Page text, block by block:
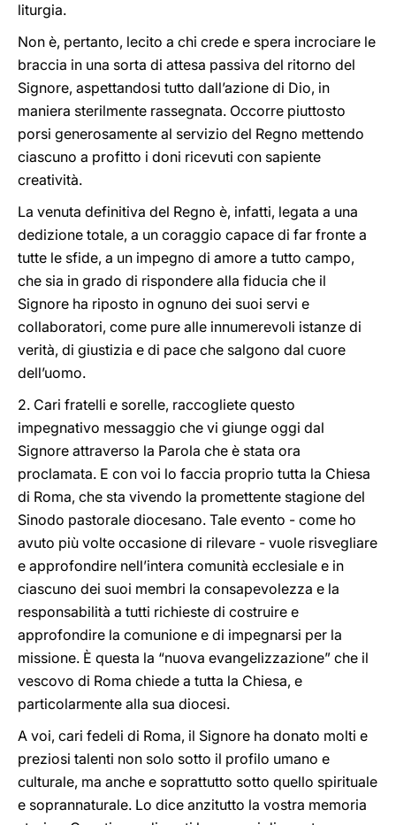
liturgia.
Non è, pertanto, lecito a chi crede e spera incrociare le
braccia in una sorta di attesa passiva del ritorno del
Signore, aspettandosi tutto dall’azione di Dio, in
maniera sterilmente rassegnata. Occorre piuttosto
porsi generosamente al servizio del Regno mettendo
ciascuno a profitto i doni ricevuti con sapiente
creatività.
La venuta definitiva del Regno è, infatti, legata a una
dedizione totale, a un coraggio capace di far fronte a
tutte le sfide, a un impegno di amore a tutto campo,
che sia in grado di rispondere alla fiducia che il
Signore ha riposto in ognuno dei suoi servi e
collaboratori, come pure alle innumerevoli istanze di
verità, di giustizia e di pace che salgono dal cuore
dell’uomo.
2. Cari fratelli e sorelle, raccogliete questo
impegnativo messaggio che vi giunge oggi dal
Signore attraverso la Parola che è stata ora
proclamata. E con voi lo faccia proprio tutta la Chiesa
di Roma, che sta vivendo la promettente stagione del
Sinodo pastorale diocesano. Tale evento - come ho
avuto più volte occasione di rilevare - vuole risvegliare
e approfondire nell’intera comunità ecclesiale e in
ciascuno dei suoi membri la consapevolezza e la
responsabilità a tutti richieste di costruire e
approfondire la comunione e di impegnarsi per la
missione. È questa la “nuova evangelizzazione” che il
vescovo di Roma chiede a tutta la Chiesa, e
particolarmente alla sua diocesi.
A voi, cari fedeli di Roma, il Signore ha donato molti e
preziosi talenti non solo sotto il profilo umano e
culturale, ma anche e soprattutto sotto quello spirituale
e soprannaturale. Lo dice anzitutto la vostra memoria